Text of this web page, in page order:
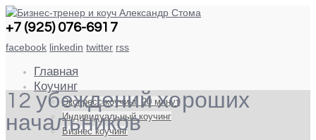
+7 (925) 076-6917
facebook linkedin twitter rss
Главная
Коучинг
Экспресс-коучинг. 20 минут
Индивидуальный коучинг
Бизнес коучинг
12 убеждений хороших
начальников